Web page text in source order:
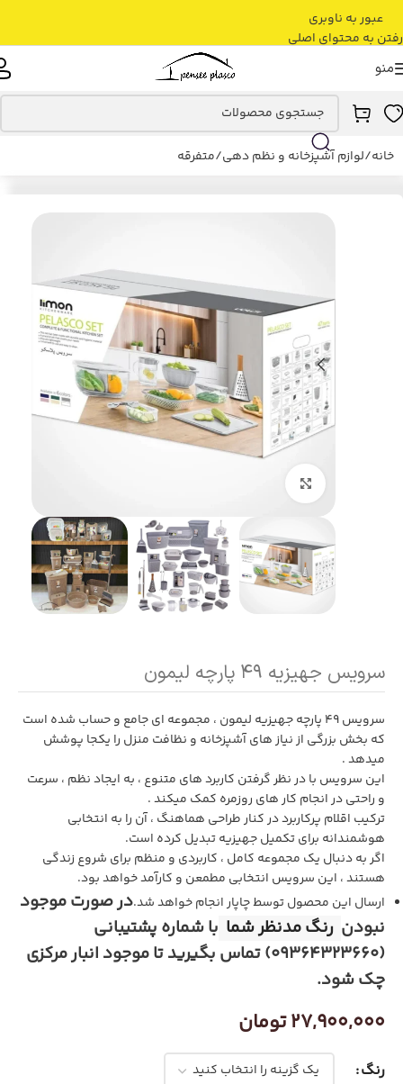
عبور به ناوبری
رفتن به محتوای اصلی
منو
خانه/لوازم آشپزخانه و نظم دهی/متفرقه
سرویس جهیزیه ۴۹ پارچه لیمون
سرویس 49 پارچه جهیزیه لیمون ، مجموعه ای جامع و حساب شده است
که بخش بزرگی از نیاز های آشپزخانه و نظافت منزل را یکجا پوشش
میدهد .
این سرویس با در نظر گرفتن کاربرد های متنوع ، به ایجاد نظم ، سرعت
و راحتی در انجام کار های روزمره کمک میکند .
ترکیب اقلام پرکاربرد در کنار طراحی هماهنگ ، آن را به انتخابی
هوشمندانه برای تکمیل جهیزیه تبدیل کرده است.
اگر به دنبال یک مجموعه کامل ، کاربردی و منظم برای شروع زندگی
هستند ، این سرویس انتخابی مطمعن و کارآمد خواهد بود.
ارسال این محصول توسط چاپار انجام خواهد شد.در صورت موجود
نبودن رنگ مدنظر شما با شماره پشتیبانی
(09364323660) تماس بگیرید تا موجود انبار مرکزی
چک شود.
27,900,000تومان
رنگ